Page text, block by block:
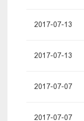
2017-07-13
2017-07-13
2017-07-07
2017-07-07